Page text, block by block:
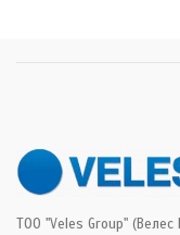
ТОО "Veles Group"